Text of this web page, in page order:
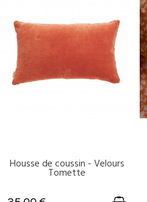
DISPONIBLE
Housse de coussin - Velours
Tomette